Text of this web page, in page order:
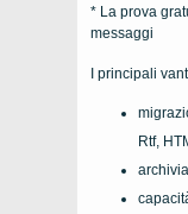
* La prova
messaggi
I principali
Rtf,